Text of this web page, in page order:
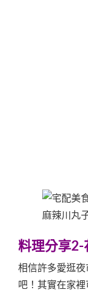
料理分享2-
相信許多愛逛
吧！其實在家裡